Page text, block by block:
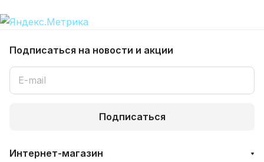
Подписаться на новости и акции
Подписаться
Интернет-магазин